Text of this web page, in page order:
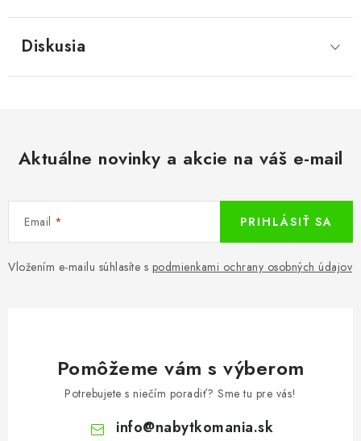
Diskusia
Aktuálne novinky a akcie na váš e-mail
Email
Vložením e-mailu súhlasíte s podmienkami ochrany osobných údajov
PRIHLÁSIŤ SA
Pomôžeme vám s výberom
Potrebujete s niečím poradiť? Sme tu pre vás!
info@nabytkomania.sk